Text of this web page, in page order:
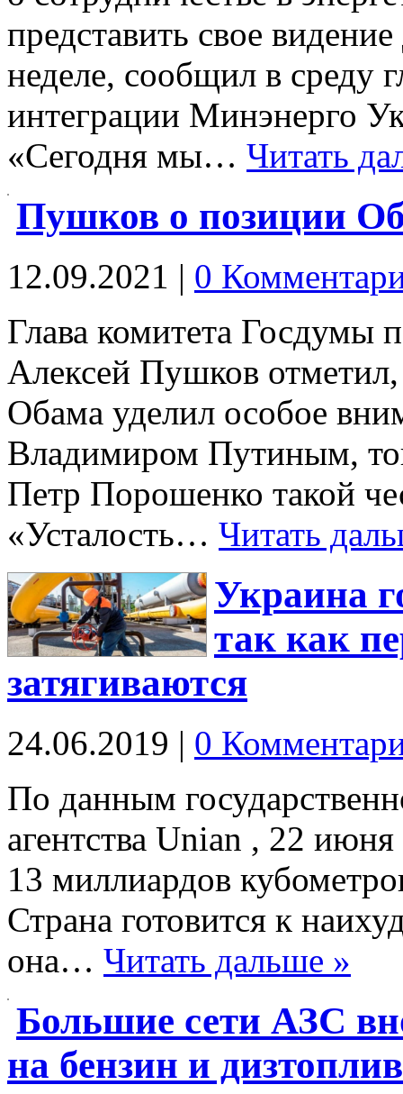
представить свое
неделе, сообщил в среду
интеграции Минэнерго
«Сегодня мы… Читать
Пушков о позиции
12.09.2021 | 0
Глава комитета
Алексей Пушков
Обама уделил особое
Владимиром Путиным,
Петр Порошенко такой
«Усталость… Читать
Украина
так как
затягиваются
24.06.2019 | 0
По данным
агентства Unian , 22
13 миллиардов
Страна готовится к
она… Читать дальше »
Большие сети АЗС
на бензин и